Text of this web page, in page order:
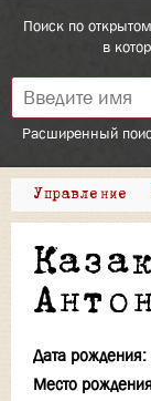
Поиск по
в
Расширенный
Управление
Дата рождения:
Место